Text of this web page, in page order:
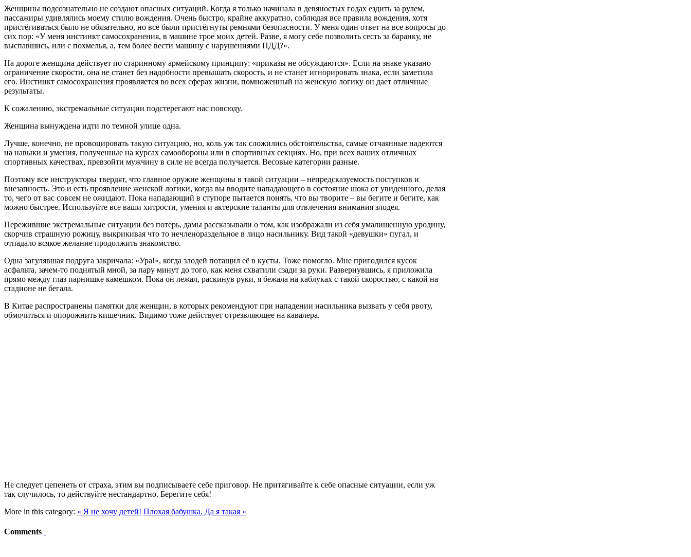
Женщины подсознательно не создают опасных ситуаций. Когда я только начинала в девяностых годах ездить за рулем,
пассажиры удивлялись моему стилю вождения. Очень быстро, крайне аккуратно, соблюдая все правила вождения, хотя
пристёгиваться было не обязательно, но все были пристёгнуты ремнями безопасности. У меня один ответ на все вопросы до
сих пор: «У меня инстинкт самосохранения, в машине трое моих детей. Разве, я могу себе позволить сесть за баранку, не
выспавшись, или с похмелья, а, тем более вести машину с нарушениями ПДД?».
На дороге женщина действует по старинному армейскому принципу: «приказы не обсуждаются». Если на знаке указано
ограничение скорости, она не станет без надобности превышать скорость, и не станет игнорировать знака, если заметила
его. Инстинкт самосохранения проявляется во всех сферах жизни, помноженный на женскую логику он дает отличные
результаты.
К сожалению, экстремальные ситуации подстерегают нас повсюду.
Женщина вынуждена идти по темной улице одна.
Лучше, конечно, не провоцировать такую ситуацию, но, коль уж так сложились обстоятельства, самые отчаянные надеются
на навыки и умения, полученные на курсах самообороны или в спортивных секциях. Но, при всех ваших отличных
спортивных качествах, превзойти мужчину в силе не всегда получается. Весовые категории разные.
Поэтому все инструкторы твердят, что главное оружие женщины в такой ситуации – непредсказуемость поступков и
внезапность. Это и есть проявление женской логики, когда вы вводите нападающего в состояние шока от увиденного, делая
то, чего от вас совсем не ожидают. Пока нападающий в ступоре пытается понять, что вы творите – вы бегите и бегите, как
можно быстрее. Используйте все ваши хитрости, умения и актерские таланты для отвлечения внимания злодея.
Пережившие экстремальные ситуации без потерь, дамы рассказывали о том, как изображали из себя умалишенную уродину,
скорчив страшную рожицу, выкрикивая что то нечленораздельное в лицо насильнику. Вид такой «девушки» пугал, и
отпадало всякое желание продолжить знакомство.
Одна загулявшая подруга закричала: «Ура!», когда злодей потащил её в кусты. Тоже помогло. Мне пригодился кусок
асфальта, зачем-то поднятый мной, за пару минут до того, как меня схватили сзади за руки. Развернувшись, я приложила
прямо между глаз парнишке камешком. Пока он лежал, раскинув руки, я бежала на каблуках с такой скоростью, с какой на
стадионе не бегала.
В Китае распространены памятки для женщин, в которых рекомендуют при нападении насильника вызвать у себя рвоту,
обмочиться и опорожнить кишечник. Видимо тоже действует отрезвляющее на кавалера.
Не следует цепенеть от страха, этим вы подписываете себе приговор. Не притягивайте к себе опасные ситуации, если уж
так случилось, то действуйте нестандартно. Берегите себя!
More in this category: « Я не хочу детей! Плохая бабушка. Да я такая »
Comments